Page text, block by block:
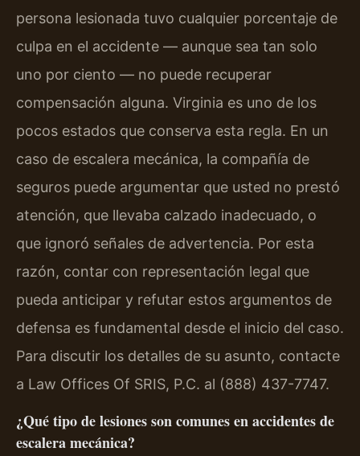
persona lesionada tuvo cualquier porcentaje de
culpa en el accidente — aunque sea tan solo
uno por ciento — no puede recuperar
compensación alguna. Virginia es uno de los
pocos estados que conserva esta regla. En un
caso de escalera mecánica, la compañía de
seguros puede argumentar que usted no prestó
atención, que llevaba calzado inadecuado, o
que ignoró señales de advertencia. Por esta
razón, contar con representación legal que
pueda anticipar y refutar estos argumentos de
defensa es fundamental desde el inicio del caso.
Para discutir los detalles de su asunto, contacte
a Law Offices Of SRIS, P.C. al (888) 437-7747.
¿Qué tipo de lesiones son comunes en accidentes de
escalera mecánica?